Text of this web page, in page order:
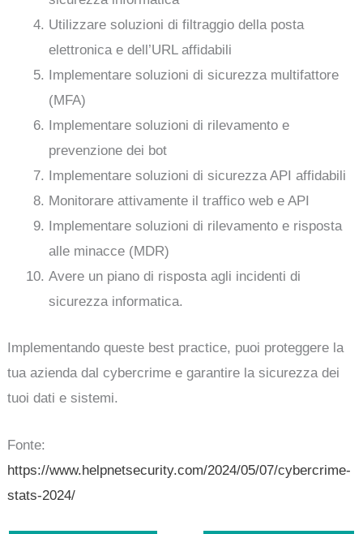
Utilizzare soluzioni di filtraggio della posta
elettronica e dell’URL affidabili
Implementare soluzioni di sicurezza multifattore
(MFA)
Implementare soluzioni di rilevamento e
prevenzione dei bot
Implementare soluzioni di sicurezza API affidabili
Monitorare attivamente il traffico web e API
Implementare soluzioni di rilevamento e risposta
alle minacce (MDR)
Avere un piano di risposta agli incidenti di
sicurezza informatica.
Implementando queste best practice, puoi proteggere la
tua azienda dal cybercrime e garantire la sicurezza dei
tuoi dati e sistemi.
Fonte:
https://www.helpnetsecurity.com/2024/05/07/cybercrime-
stats-2024/